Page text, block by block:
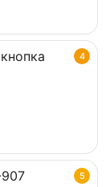
4
5